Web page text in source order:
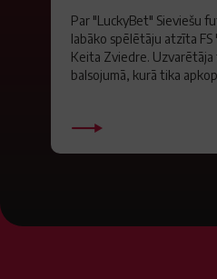
Par "LuckyBet" Sieviešu
labāko spēlētāju atzīta
Keita Zviedre.
balsojumā, kurā tika